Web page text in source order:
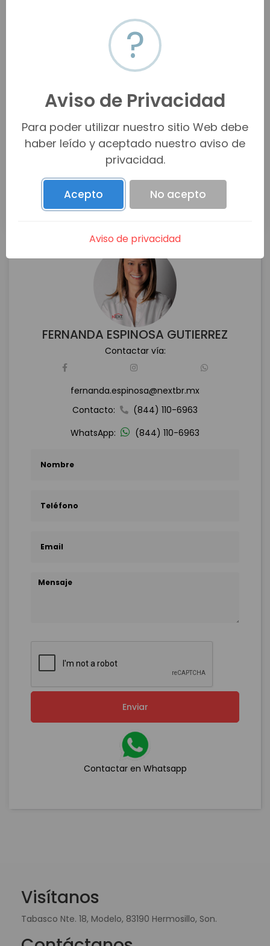
FERNANDA ESPINOSA GUTIERREZ
Contactar vía:
fernanda.espinosa@nextbr.mx
Contacto:
(844) 110-6963
WhatsApp:
(844) 110-6963
Enviar
Contactar en Whatsapp
Visítanos
Tabasco Nte. 18, Modelo, 83190 Hermosillo, Son.
?
Aviso de Privacidad
Para poder utilizar nuestro sitio Web debe
haber leído y aceptado nuestro aviso de
privacidad.
Acepto No acepto
Aviso de privacidad